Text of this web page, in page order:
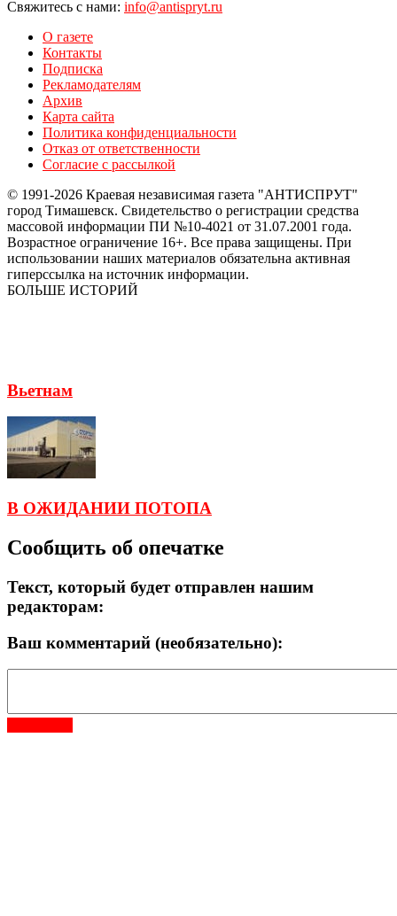
Свяжитесь с нами: info@antispryt.ru
О газете
Контакты
Подписка
Рекламодателям
Архив
Карта сайта
Политика конфиденциальности
Отказ от ответственности
Согласие с рассылкой
© 1991-2026 Краевая независимая газета "АНТИСПРУТ"
город Тимашевск. Свидетельство о регистрации средства
массовой информации ПИ №10-4021 от 31.07.2001 года.
Возрастное ограничение 16+. Все права защищены. При
использовании наших материалов обязательна активная
гиперссылка на источник информации.
БОЛЬШЕ ИСТОРИЙ
Вьетнам
В ОЖИДАНИИ ПОТОПА
Сообщить об опечатке
Текст, который будет отправлен нашим
редакторам:
Ваш комментарий (необязательно):